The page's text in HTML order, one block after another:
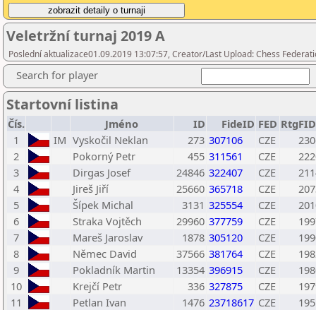
Veletržní turnaj 2019 A
Poslední aktualizace01.09.2019 13:07:57, Creator/Last Upload: Chess
Search for player
Startovní listina
Čís. Jméno ID FideID FED
1
IM Vyskočil Neklan 273 307106 CZE
2
Pokorný Petr 455 311561 CZE
3
Dirgas Josef 24846 322407 CZE
4
Jireš Jiří 25660 365718 CZE
5
Šípek Michal 3131 325554 CZE
6
Straka Vojtěch 29960 377759 CZE
7
Mareš Jaroslav 1878 305120 CZE
8
Němec David 37566 381764 CZE
9
Pokladník Martin 13354 396915 CZE
10
Krejčí Petr 336 327875 CZE
11
Petlan Ivan 1476 23718617 CZE